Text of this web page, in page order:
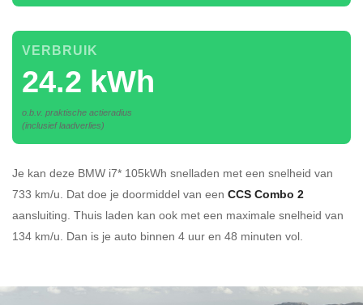
24.2 kWh
VERBRUIK
o.b.v. praktische actieradius
(inclusief laadverlies)
Je kan deze BMW i7* 105kWh snelladen met een snelheid van
733 km/u. Dat doe je doormiddel van een CCS Combo 2
aansluiting. Thuis laden kan ook met een maximale snelheid van
134 km/u. Dan is je auto binnen 4 uur en 48 minuten vol.